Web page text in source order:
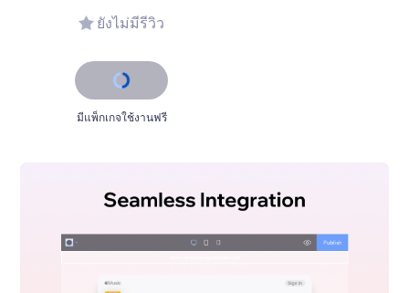
ยังไม่มีรีวิว
มีแพ็กเกจใช้งานฟรี